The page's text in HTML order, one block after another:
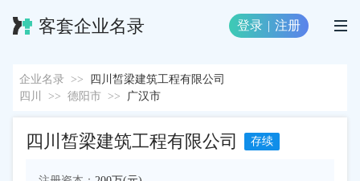
客套企业名录 登录 | 注册
企业名录 >>
四川皙梁建筑工程有限公司
四川
>> 德阳市 >> 广汉市
四川皙梁建筑工程有限公司 存续